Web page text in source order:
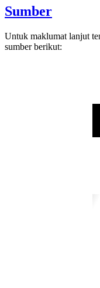
Sumber
Untuk maklumat lanjut
sumber berikut: